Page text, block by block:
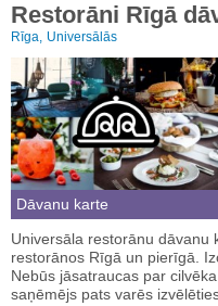
Restorāni Rīgā
Rīga, Universālās
Dāvanu karte
Universāla restorānu dāvanu
restorānos Rīgā un pierīgā.
Nebūs jāsatraucas par
saņēmējs pats varēs